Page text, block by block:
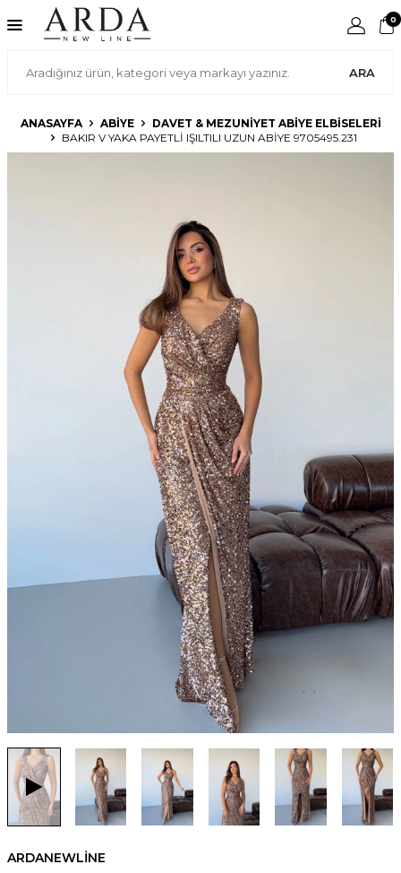
ARA
0
ANASAYFA ABIYE
DAVET & MEZUNIYET ABIYE ELBISELERI
BAKIR V YAKA PAYETLI IŞILTILI UZUN ABIYE 9705495.231
ARDANEWLINE